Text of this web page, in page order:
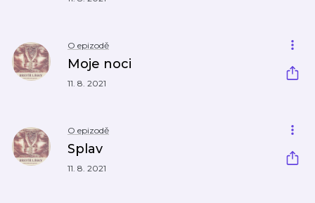
O epizodě
Moje noci
11. 8. 2021
O epizodě
Splav
11. 8. 2021